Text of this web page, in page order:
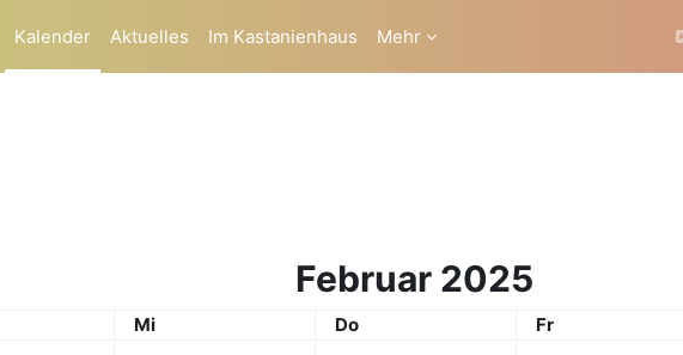
Kalender Aktuelles Im Kastanienhaus Mehr
Februar 2025
Mittwoch
Mi Donnerstag
Do Freitag
Fr